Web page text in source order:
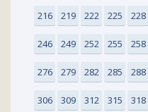
216 219 222 225 228
246 249 252 255 258
276 279 282 285 288
306 309 312 315 318